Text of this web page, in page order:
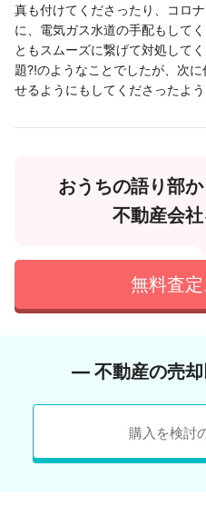
真も付けてくださったり、コロ
に、電気ガス水道の手配もして
ともスムーズに繋げて対処して
題⁈のようなことでしたが、次
せるようにもしてくださったよう
おうちの語り部か
不動産会社
無料査
― 不動産の売
購入を検討